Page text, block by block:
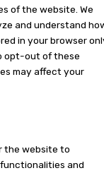
of the website. We
and understand
in your browser
opt-out of these
may affect your
the website to
and